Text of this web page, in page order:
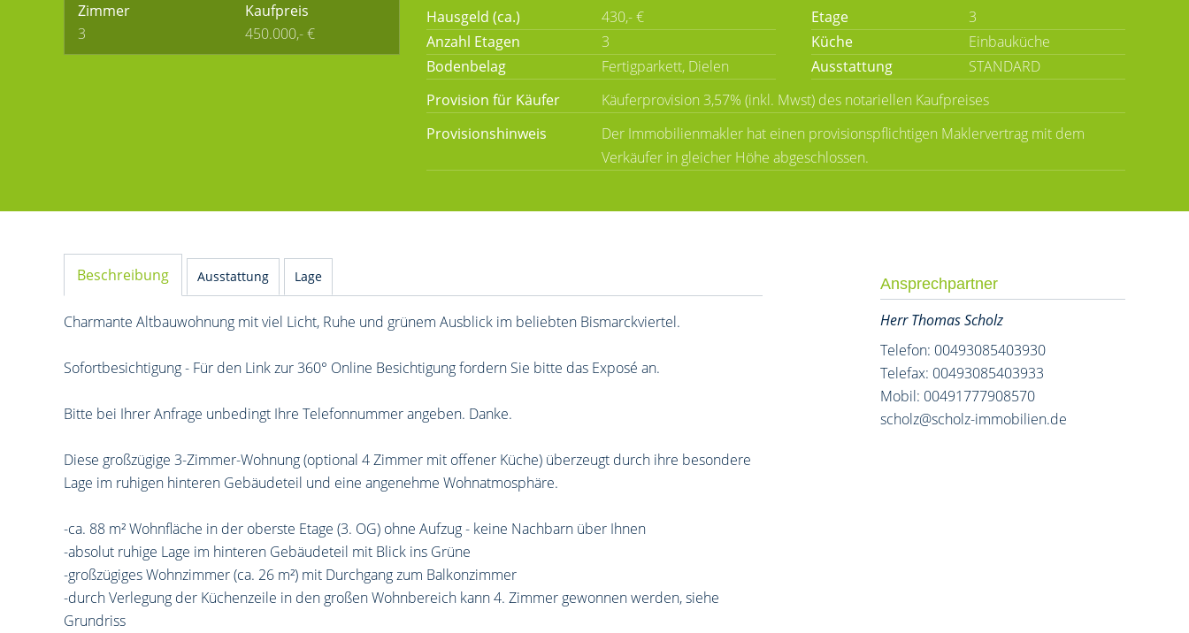
Zimmer
3
Kaufpreis
450.000,- €
Hausgeld (ca.)
430,- € Etage
3
Anzahl Etagen
3 Küche
Einbauküche
Bodenbelag
Fertigparkett, Dielen Ausstattung
STANDARD
Provision für Käufer
Käuferprovision 3,57% (inkl. Mwst) des notariellen Kaufpreises
Provisionshinweis
Der Immobilienmakler hat einen provisionspflichtigen Maklervertrag mit dem
Verkäufer in gleicher Höhe abgeschlossen.
Beschreibung Ausstattung Lage
Charmante Altbauwohnung mit viel Licht, Ruhe und grünem Ausblick im beliebten Bismarckviertel.
Sofortbesichtigung - Für den Link zur 360° Online Besichtigung fordern Sie bitte das Exposé an.
Bitte bei Ihrer Anfrage unbedingt Ihre Telefonnummer angeben. Danke.
Diese großzügige 3-Zimmer-Wohnung (optional 4 Zimmer mit offener Küche) überzeugt durch ihre besondere
Lage im ruhigen hinteren Gebäudeteil und eine angenehme Wohnatmosphäre.
-ca. 88 m² Wohnfläche in der oberste Etage (3. OG) ohne Aufzug - keine Nachbarn über Ihnen
-absolut ruhige Lage im hinteren Gebäudeteil mit Blick ins Grüne
-großzügiges Wohnzimmer (ca. 26 m²) mit Durchgang zum Balkonzimmer
-durch Verlegung der Küchenzeile in den großen Wohnbereich kann 4. Zimmer gewonnen werden, siehe
Grundriss
Ansprechpartner
Herr Thomas Scholz
Telefon: 00493085403930
Telefax: 00493085403933
Mobil: 00491777908570
scholz@scholz-immobilien.de